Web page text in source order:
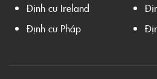
Định cư Ireland
Định cư Pháp